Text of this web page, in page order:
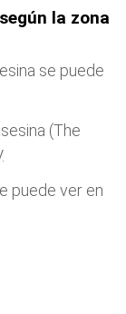
la zona
se puede
(The
puede ver en